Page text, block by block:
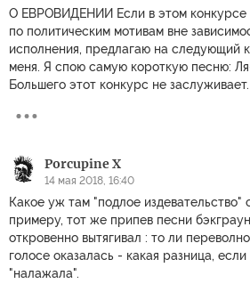
О ЕВРОВИДЕНИИ Если в этом конкурсе
по политическим мотивам вне
исполнения, предлагаю на следующий
меня. Я спою самую короткую песню:
Большего этот конкурс не заслуживает.
Porcupine X
14 мая 2018, 16:40
Какое уж там "подлое издевательство"
примеру, тот же припев песни
откровенно вытягивал : то ли
голосе оказалась - какая разница,
"налажала".